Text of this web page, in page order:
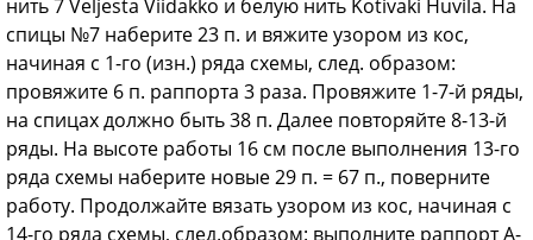
нить 7 Veljesta Viidakko и белую нить Kotivaki Huvila. На
спицы №7 наберите 23 п. и вяжите узором из кос,
начиная с 1-го (изн.) ряда схемы, след. образом:
провяжите 6 п. раппорта 3 раза. Провяжите 1-7-й ряды,
на спицах должно быть 38 п. Далее повторяйте 8-13-й
ряды. На высоте работы 16 см после выполнения 13-го
ряда схемы наберите новые 29 п. = 67 п., поверните
работу. Продолжайте вязать узором из кос, начиная с
14-го ряда схемы, след.образом: выполните раппорт А-